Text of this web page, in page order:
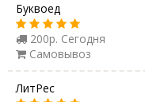
Буквоед
200р. Сегодня
Самовывоз
ЛитРес